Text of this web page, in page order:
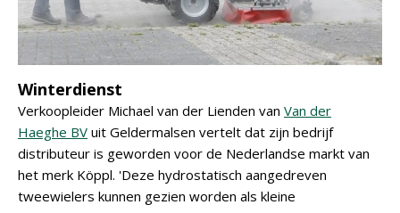
Winterdienst
Verkoopleider Michael van der Lienden van Van der
Haeghe BV uit Geldermalsen vertelt dat zijn bedrijf
distributeur is geworden voor de Nederlandse markt van
het merk Köppl. 'Deze hydrostatisch aangedreven
tweewielers kunnen gezien worden als kleine